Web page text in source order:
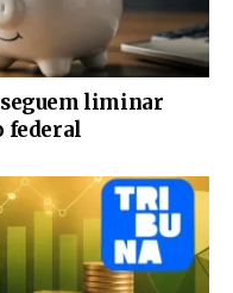
liminar
federal